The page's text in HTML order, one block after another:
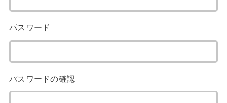
パスワード
パスワードの確認